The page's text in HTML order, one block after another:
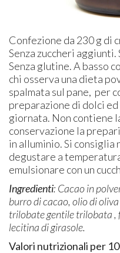
Confezione da 230 g di
Senza zuccheri
Senza glutine. A basso
chi osserva una dieta
spalmata sul pane, per
preparazione di dolci
giornata. Non contiene
conservazione la
in alluminio. Si consiglia
degustare a
emulsionare con un
Ingredienti: Cacao in
burro di cacao, olio di
trilobate gentile trilobata ,
lecitina di girasole.
Valori nutrizionali per